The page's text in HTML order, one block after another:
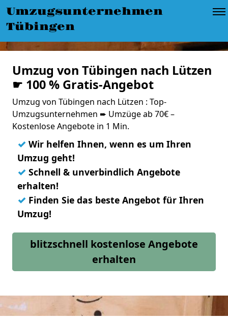
Umzugsunternehmen
Tübingen
Umzug von Tübingen nach Lützen
☛ 100 % Gratis-Angebot
Umzug von Tübingen nach Lützen : Top-
Umzugsunternehmen ➨ Umzüge ab 70€ –
Kostenlose Angebote in 1 Min.
✓ Wir helfen Ihnen, wenn es um Ihren
Umzug geht!
✓ Schnell & unverbindlich Angebote
erhalten!
✓ Finden Sie das beste Angebot für Ihren
Umzug!
blitzschnell kostenlose Angebote
erhalten